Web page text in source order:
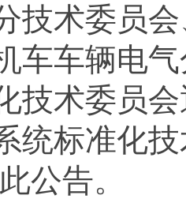
技术委员
车车辆电
技术委员
统标准化
公告。